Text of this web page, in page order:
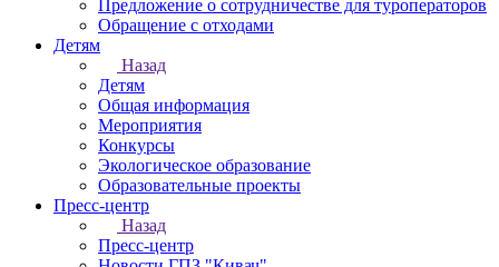
Предложение о сотрудничестве для туроператоров
Обращение с отходами
Детям
Назад
Детям
Общая информация
Мероприятия
Конкурсы
Экологическое образование
Образовательные проекты
Пресс-центр
Назад
Пресс-центр